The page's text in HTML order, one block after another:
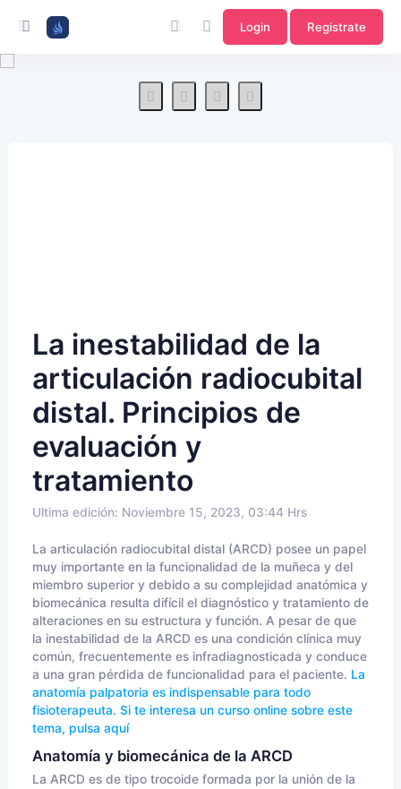
Login Registrate
La inestabilidad de la
articulación radiocubital
distal. Principios de
evaluación y
tratamiento
Ultima edición: Noviembre 15, 2023, 03:44 Hrs
La articulación radiocubital distal (ARCD) posee un papel
muy importante en la funcionalidad de la muñeca y del
miembro superior y debido a su complejidad anatómica y
biomecánica resulta difícil el diagnóstico y tratamiento de
alteraciones en su estructura y función. A pesar de que
la inestabilidad de la ARCD es una condición clínica muy
común, frecuentemente es infradiagnosticada y conduce
a una gran pérdida de funcionalidad para el paciente. La
anatomía palpatoria es indispensable para todo
fisioterapeuta. Si te interesa un curso online sobre este
tema, pulsa aquí
Anatomía y biomecánica de la ARCD
La ARCD es de tipo trocoide formada por la unión de la